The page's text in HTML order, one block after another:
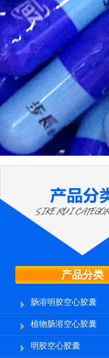
产品分类
肠溶明胶空心胶囊
植物肠溶空心胶囊
明胶空心胶囊